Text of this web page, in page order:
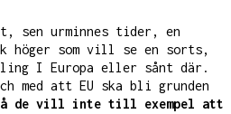
sen urminnes tider, en
höger som vill se en sorts,
I Europa eller sånt där.
med att EU ska bli grunden
de vill inte till exempel att